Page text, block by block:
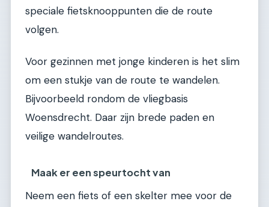
speciale fietsknooppunten die de route
volgen.
Voor gezinnen met jonge kinderen is het slim
om een stukje van de route te wandelen.
Bijvoorbeeld rondom de vliegbasis
Woensdrecht. Daar zijn brede paden en
veilige wandelroutes.
Maak er een speurtocht van
Neem een fiets of een skelter mee voor de